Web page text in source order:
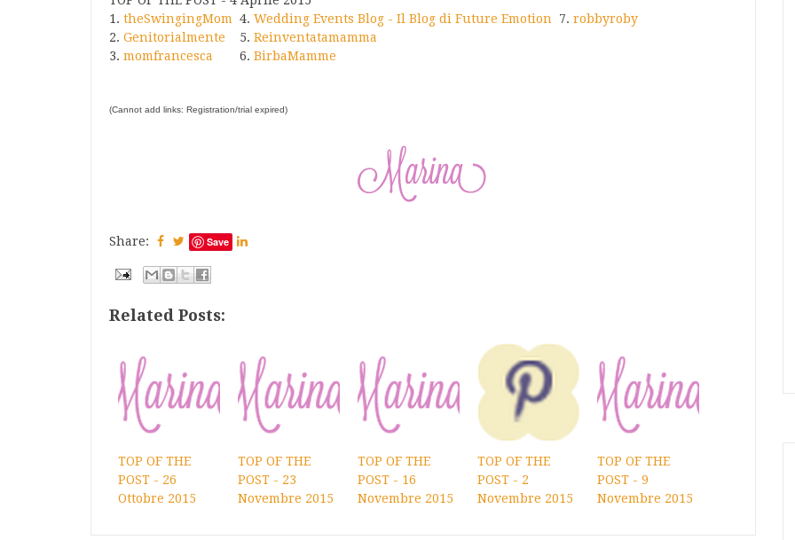
1. theSwingingMom 4. Wedding Events Blog - Il Blog di Future Emotion 7. robbyroby
2. Genitorialmente 5. Reinventatamamma
3. momfrancesca 6. BirbaMamme
(Cannot add links: Registration/trial expired)
Share: Save
Related Posts:
TOP OF THE
POST - 26
Ottobre 2015
TOP OF THE
POST - 23
Novembre 2015
TOP OF THE
POST - 16
Novembre 2015
TOP OF THE
POST - 2
Novembre 2015
TOP OF THE
POST - 9
Novembre 2015